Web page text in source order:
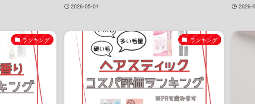
2026-05-01 2026-
ランキング ランキング